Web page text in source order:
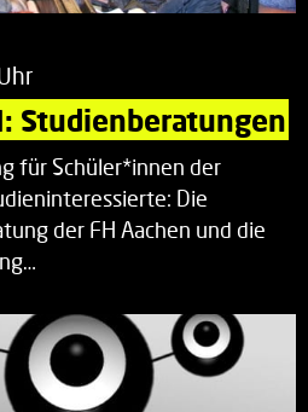
Studienberatungen
für Schüler*innen der
Die
der FH Aachen und die